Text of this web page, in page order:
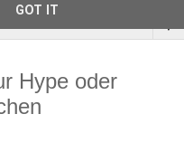
▼
Hype oder
GOT IT